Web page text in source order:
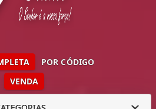
VENDA
POR CÓDIGO